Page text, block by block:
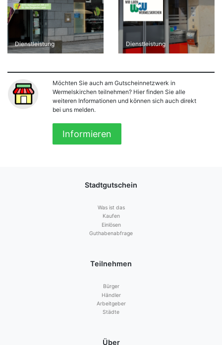
Dienstleistung Dienstleistung
Möchten Sie auch am Gutscheinnetzwerk in
Wermelskirchen teilnehmen? Hier finden Sie alle
weiteren Informationen und können sich auch direkt
bei uns melden.
Informieren
Stadtgutschein
Was ist das
Kaufen
Einlösen
Guthabenabfrage
Teilnehmen
Bürger
Händler
Arbeitgeber
Städte
Über